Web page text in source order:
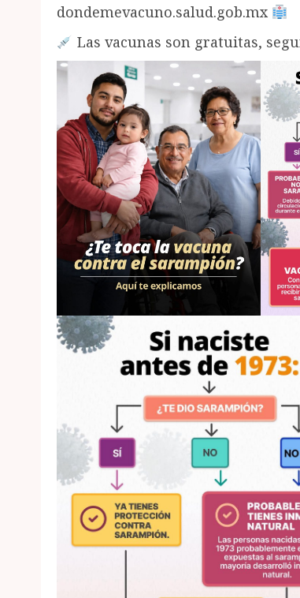
dondemevacuno.salud.gob.mx
Las vacunas son gratuitas,